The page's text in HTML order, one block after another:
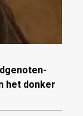
het donker